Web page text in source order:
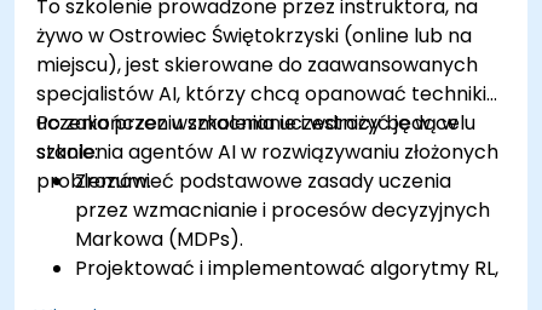
To szkolenie prowadzone przez instruktora, na
żywo w Ostrowiec Świętokrzyski (online lub na
miejscu), jest skierowane do zaawansowanych
specjalistów AI, którzy chcą opanować techniki
uczenia przez wzmacnianie i wdrożyć je w celu
szkolenia agentów AI w rozwiązywaniu złożonych
problemów.
Po zakończeniu szkolenia uczestnicy będą w
stanie:
Zrozumieć podstawowe zasady uczenia
przez wzmacnianie i procesów decyzyjnych
Markowa (MDPs).
Projektować i implementować algorytmy RL,